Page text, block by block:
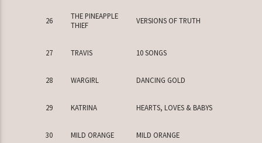
26
THE PINEAPPLE
THIEF
VERSIONS OF TRUTH
27 TRAVIS 10 SONGS
28 WARGIRL DANCING GOLD
29 KATRINA HEARTS, LOVES & BABYS
30 MILD ORANGE MILD ORANGE